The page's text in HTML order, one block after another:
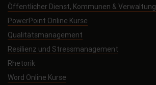
Öffentlicher Dienst, Kommunen & Verwaltung
PowerPoint Online Kurse
Qualitätsmanagement
Resilienz und Stressmanagement
Rhetorik
Word Online Kurse